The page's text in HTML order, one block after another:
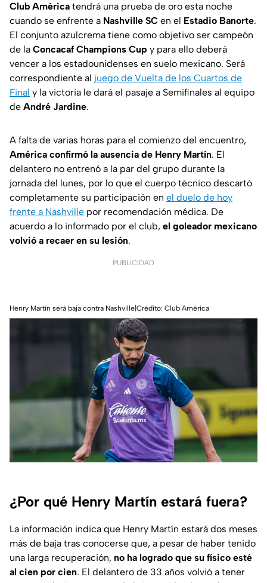
Club América tendrá una prueba de oro esta noche
cuando se enfrente a Nashville SC en el Estadio Banorte.
El conjunto azulcrema tiene como objetivo ser campeón
de la Concacaf Champions Cup y para ello deberá
vencer a los estadounidenses en suelo mexicano. Será
correspondiente al juego de Vuelta de los Cuartos de
Final y la victoria le dará el pasaje a Semifinales al equipo
de André Jardine.
A falta de varias horas para el comienzo del encuentro,
América confirmó la ausencia de Henry Martín. El
delantero no entrenó a la par del grupo durante la
jornada del lunes, por lo que el cuerpo técnico descartó
completamente su participación en el duelo de hoy
frente a Nashville por recomendación médica. De
acuerdo a lo informado por el club, el goleador mexicano
volvió a recaer en su lesión.
PUBLICIDAD
Henry Martín será baja contra Nashville|Crédito: Club América
¿Por qué Henry Martín estará fuera?
La información indica que Henry Martín estará dos meses
más de baja tras conocerse que, a pesar de haber tenido
una larga recuperación, no ha logrado que su físico esté
al cien por cien. El delantero de 33 años volvió a tener